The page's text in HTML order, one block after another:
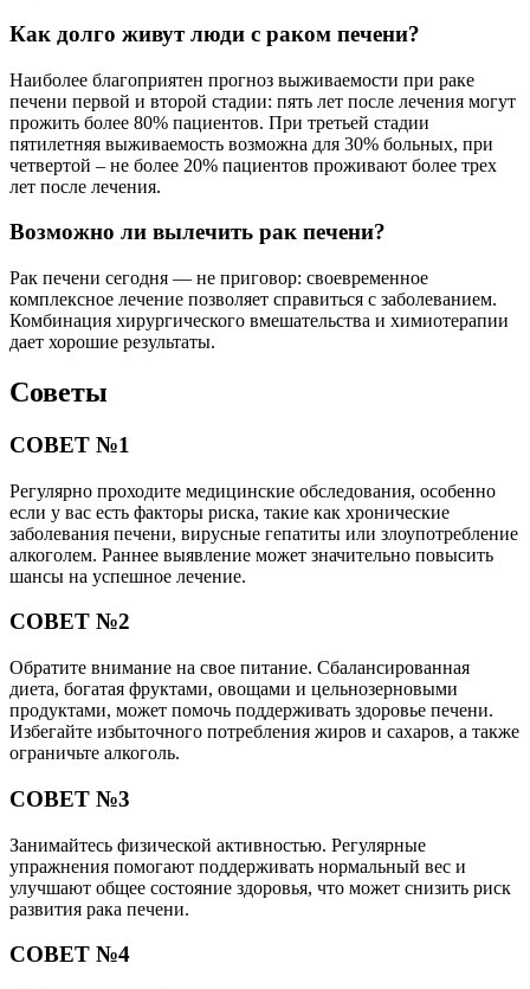
Как долго живут люди с раком печени?
Наиболее благоприятен прогноз выживаемости при раке
печени первой и второй стадии: пять лет после лечения могут
прожить более 80% пациентов. При третьей стадии
пятилетняя выживаемость возможна для 30% больных, при
четвертой – не более 20% пациентов проживают более трех
лет после лечения.
Возможно ли вылечить рак печени?
Рак печени сегодня — не приговор: своевременное
комплексное лечение позволяет справиться с заболеванием.
Комбинация хирургического вмешательства и химиотерапии
дает хорошие результаты.
Советы
СОВЕТ №1
Регулярно проходите медицинские обследования, особенно
если у вас есть факторы риска, такие как хронические
заболевания печени, вирусные гепатиты или злоупотребление
алкоголем. Раннее выявление может значительно повысить
шансы на успешное лечение.
СОВЕТ №2
Обратите внимание на свое питание. Сбалансированная
диета, богатая фруктами, овощами и цельнозерновыми
продуктами, может помочь поддерживать здоровье печени.
Избегайте избыточного потребления жиров и сахаров, а также
ограничьте алкоголь.
СОВЕТ №3
Занимайтесь физической активностью. Регулярные
упражнения помогают поддерживать нормальный вес и
улучшают общее состояние здоровья, что может снизить риск
развития рака печени.
СОВЕТ №4